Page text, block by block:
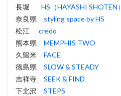
長堀 HS（HAYASHI SHOTEN）
奈良県 styling space by HS
松江 credo
熊本県 MEMPHIS TWO
久留米 FACE
徳島県 SLOW & STEADY
吉祥寺 SEEK & FIND
下北沢 STEPS